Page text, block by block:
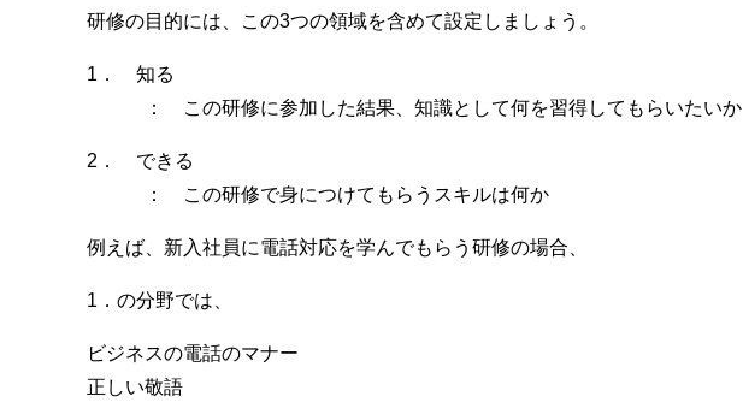
研修の目的には、この3つの領域を含めて設定しましょう。
1． 知る
： この研修に参加した結果、知識として何を習得してもらいたいか
2． できる
： この研修で身につけてもらうスキルは何か
例えば、新入社員に電話対応を学んでもらう研修の場合、
1．の分野では、
ビジネスの電話のマナー
正しい敬語